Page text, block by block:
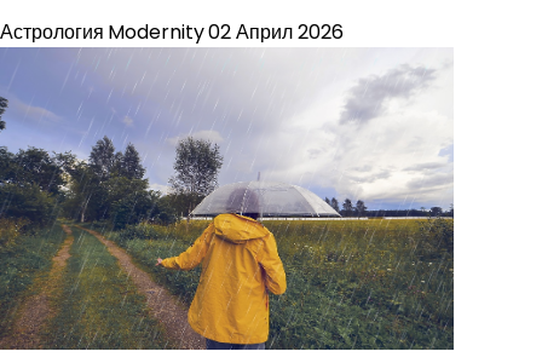
Астрология Modernity02 Април 2026